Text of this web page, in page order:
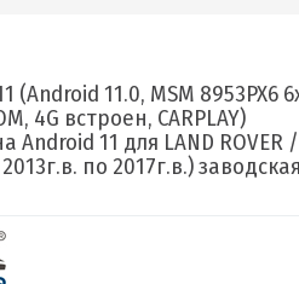
(Android 11.0, MSM 8953PX6
4G встроен, CARPLAY)
Android 11 для LAND ROVER /
2013г.в. по 2017г.в.)